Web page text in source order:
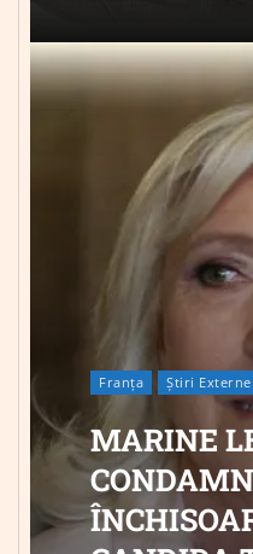
Franța Știri Externe
MARINE